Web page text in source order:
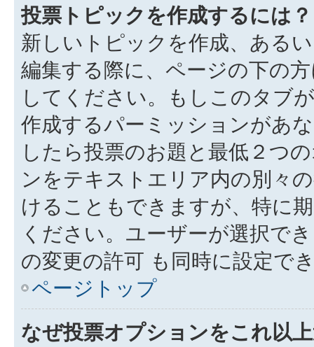
投票トピックを作成するには？
新しいトピックを作成、ある
編集する際に、ページの下の
してください。もしこのタブ
作成するパーミッションがあ
したら投票のお題と最低２つ
ンをテキストエリア内の別々
けることもできますが、特に
ください。ユーザーが選択で
の変更の許可 も同時に設定で
ページトップ
なぜ投票オプションをこれ以